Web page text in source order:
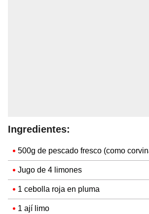
Ingredientes:
500g de pescado fresco (como
Jugo de 4 limones
1 cebolla roja en pluma
1 ají limo